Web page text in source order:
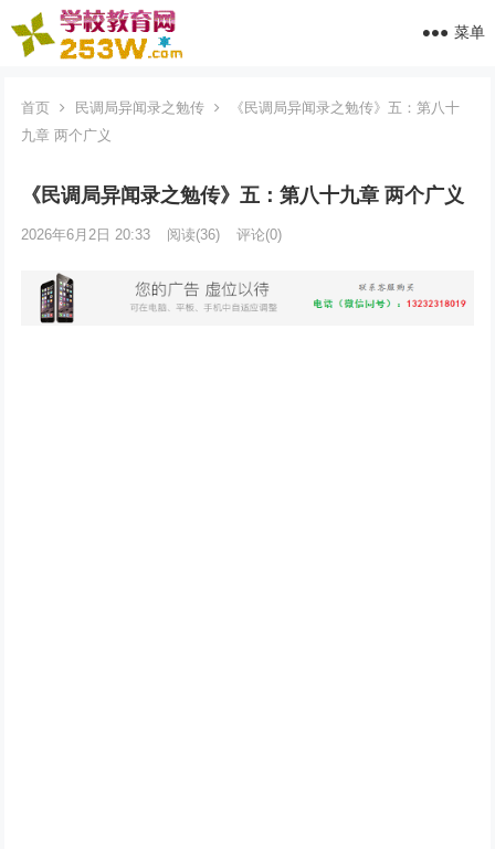
菜单
首页 民调局异闻录之勉传
《民调局异闻录之勉传》五：第八十
九章 两个广义
《民调局异闻录之勉传》五：第八十九章 两个广义
2026年6月2日 20:33 阅读(36) 评论(0)